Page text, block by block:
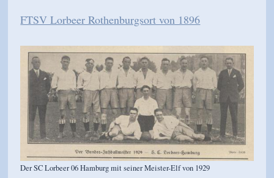
FTSV Lorbeer Rothenburgsort von 1896
Der SC Lorbeer 06 Hamburg mit seiner Meister-Elf von 1929